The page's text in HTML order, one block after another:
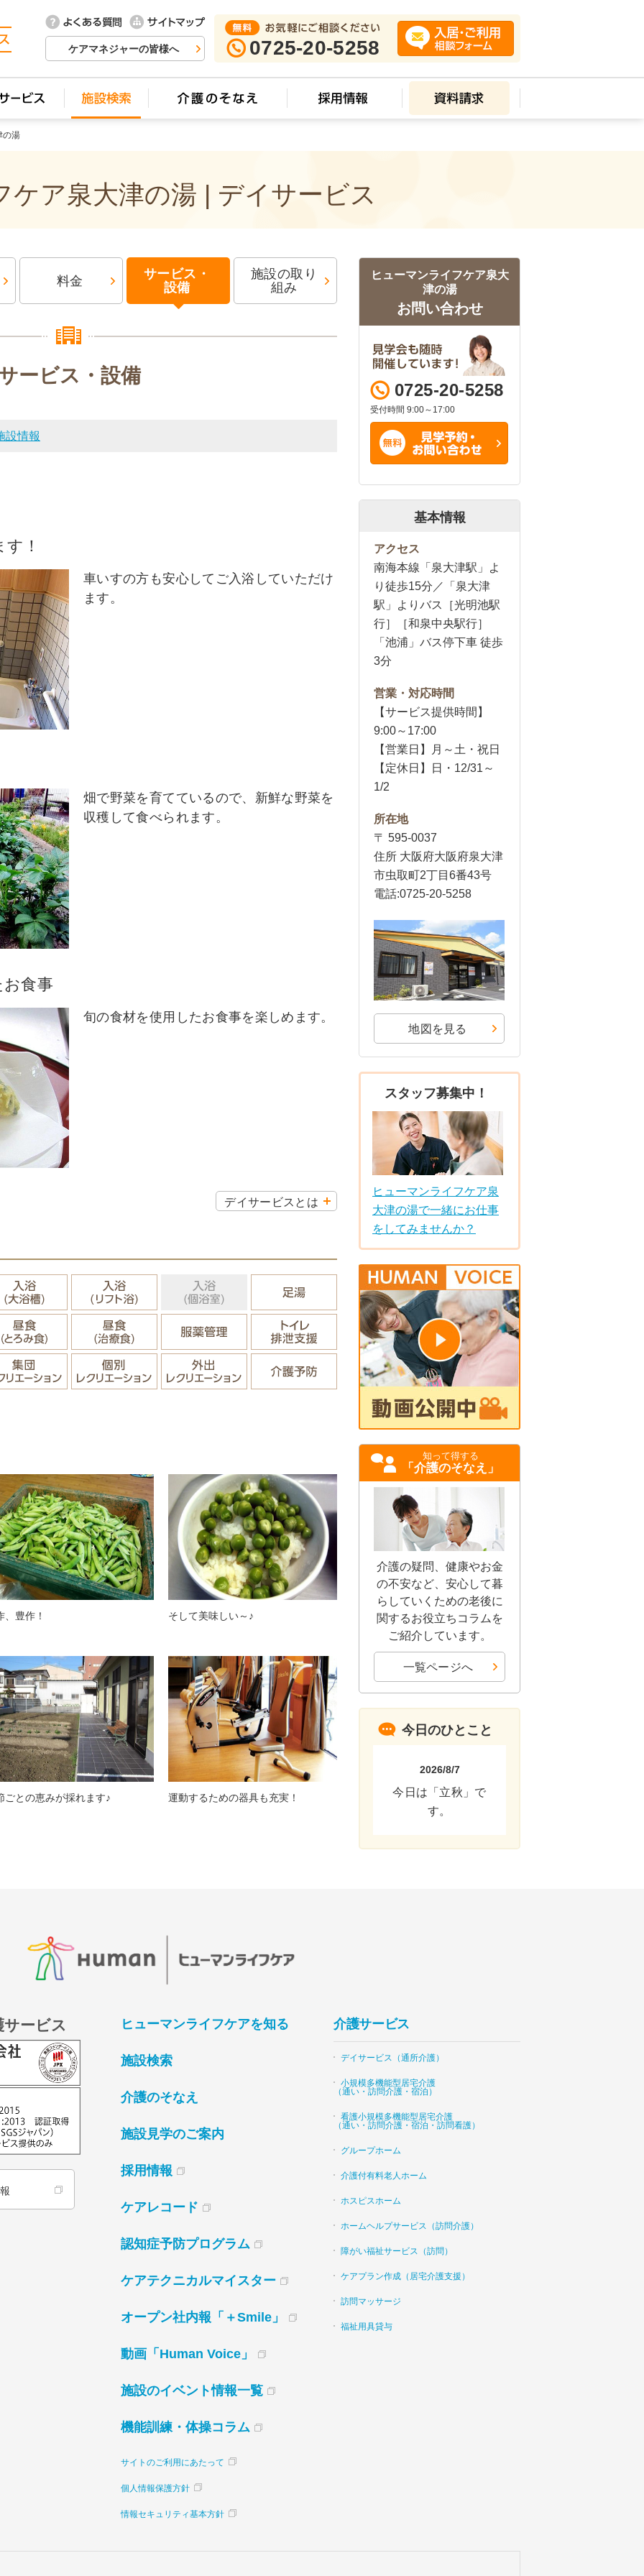
ケアマネジャーの皆様へ 0725-20-5258
の湯
ケア泉大津の湯 | デイサービス
料金
サービス・
設備
施設の取り
組み
ービス・設備
設情報
！
車いすの方も安心してご入浴していただけ
ます。
畑で野菜を育てているので、新鮮な野菜を
収穫して食べられます。
食事
旬の食材を使用したお食事を楽しめます。
デイサービスとは
、豊作！ そして美味しい～♪
ごとの恵みが採れます♪ 運動するための器具も充実！
ヒューマンライフケア泉大
津の湯
お問い合わせ
0725-20-5258
受付時間 9:00～17:00
基本情報
アクセス
南海本線「泉大津駅」よ
り徒歩15分／「泉大津
駅」よりバス［光明池駅
行］［和泉中央駅行］
「池浦」バス停下車 徒歩
3分
営業・対応時間
【サービス提供時間】
9:00～17:00
【営業日】月～土・祝日
【定休日】日・12/31～
1/2
所在地
〒 595-0037
住所 大阪府大阪府泉大津
市虫取町2丁目6番43号
電話:0725-20-5258
地図を見る
スタッフ募集中！
ヒューマンライフケア泉
大津の湯で一緒にお仕事
をしてみませんか？
知って得する
「介護のそなえ」
介護の疑問、健康やお金
の不安など、安心して暮
らしていくための老後に
関するお役立ちコラムを
ご紹介しています。
一覧ページへ
今日のひとこと
2026/8/7
今日は「立秋」で
す。
ービス ヒューマンライフケアを知る
施設検索
介護のそなえ
施設見学のご案内
採用情報
ケアレコード
認知症予防プログラム
ケアテクニカルマイスター
オープン社内報「＋Smile」
動画「Human Voice」
施設のイベント情報一覧
機能訓練・体操コラム
サイトのご利用にあたって
個人情報保護方針
情報セキュリティ基本方針
介護サービス
デイサービス（通所介護）
小規模多機能型居宅介護
（通い・訪問介護・宿泊）
看護小規模多機能型居宅介護
（通い・訪問介護・宿泊・訪問看護）
グループホーム
介護付有料老人ホーム
ホスピスホーム
ホームヘルプサービス（訪問介護）
障がい福祉サービス（訪問）
ケアプラン作成（居宅介護支援）
訪問マッサージ
福祉用具貸与